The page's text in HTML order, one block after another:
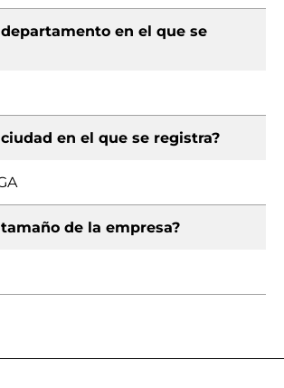
departamento en el que se
en el que se registra?
de la empresa?